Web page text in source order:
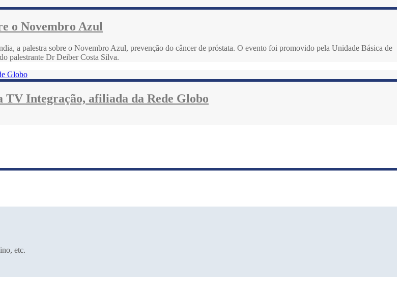
o Novembro Azul
a palestra sobre o Novembro Azul, prevenção do câncer de próstata. O evento foi promovido pela Unidade Básica de
palestrante Dr Deiber Costa Silva.
Integração, afiliada da Rede Globo
etc.